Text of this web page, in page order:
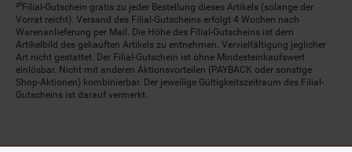
²⁰Filial-Gutschein gratis zu jeder Bestellung dieses Artikels (solange der
Vorrat reicht). Versand des Filial-Gutscheins erfolgt 4 Wochen nach
Warenanlieferung per Mail. Die Höhe des Filial-Gutscheins ist dem
Artikelbild des gekauften Artikels zu entnehmen. Vervielfältigung jeglicher
Art nicht gestattet. Der Filial-Gutschein ist ohne Mindesteinkaufswert
einlösbar. Nicht mit anderen Aktionsvorteilen (PAYBACK oder sonstige
Shop-Aktionen) kombinierbar. Der jeweilige Gültigkeitszeitraum des Filial-
Gutscheins ist darauf vermerkt.